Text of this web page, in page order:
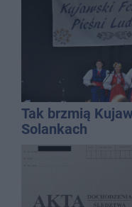
Tak brzmią
Solankach